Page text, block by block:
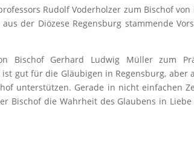
Rudolf Voderholzer zum Bischof von
der Diözese Regensburg stammende
Bischof Gerhard Ludwig Müller zum
gut für die Gläubigen in Regensburg, aber
unterstützen. Gerade in nicht einfachen
Bischof die Wahrheit des Glaubens in